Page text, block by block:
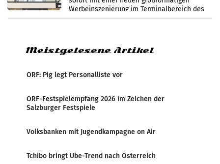
Werbeinszenierung im Terminalbereich des
Flughafen Wien. Die Präsenz befindet sich im
Meistgelesene Artikel
ORF: Pig legt Personalliste vor
ORF-Festspielempfang 2026 im Zeichen der
Salzburger Festspiele
Volksbanken mit Jugendkampagne on Air
Tchibo bringt Ube-Trend nach Österreich